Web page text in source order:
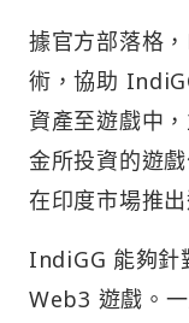
據官方部落格
術，協助
資產至遊戲中
金所投資的遊
在印度市場推出
IndiGG 能夠針
Web3 遊戲。